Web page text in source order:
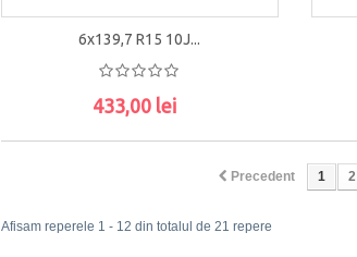
6x139,7 R15 10J...
433,00 lei
Precedent 1 2
Afisam reperele 1 - 12 din totalul de 21 repere